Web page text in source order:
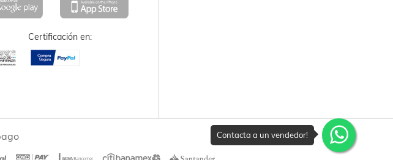
Contacta a un vendedor!
Certificación en: